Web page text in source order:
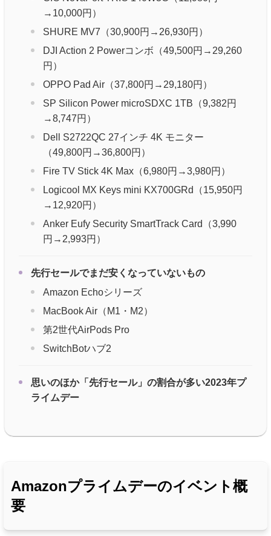
→10,000円）
SHURE MV7（30,900円→26,930円）
DJI Action 2 Powerコンボ（49,500円→29,260
円）
OPPO Pad Air（37,800円→29,180円）
SP Silicon Power microSDXC 1TB（9,382円
→8,747円）
Dell S2722QC 27インチ 4K モニター
（49,800円→36,800円）
Fire TV Stick 4K Max（6,980円→3,980円）
Logicool MX Keys mini KX700GRd（15,950円
→12,920円）
Anker Eufy Security SmartTrack Card（3,990
円→2,993円）
先行セールでまだ安くなっていないもの
Amazon Echoシリーズ
MacBook Air（M1・M2）
第2世代AirPods Pro
SwitchBotハブ2
思いのほか「先行セール」の割合が多い2023年プ
ライムデー
Amazonプライムデーのイベント概
要